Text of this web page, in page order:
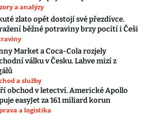
a analýzy
zlato opět dostojí své přezdívce.
běžné potraviny brzy pocítí i Češi
Market a Coca-Cola rozjely
válku v Česku. Lahve mizí z
a služby
obchod v letectví. Americké Apollo
easyJet za 161 miliard korun
a logistika